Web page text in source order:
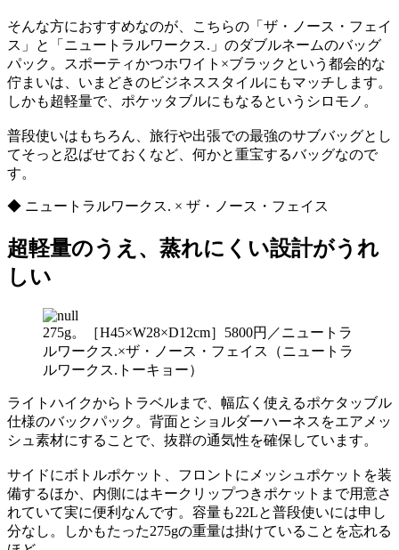
そんな方におすすめなのが、こちらの「ザ・ノース・フェイ
ス」と「ニュートラルワークス.」のダブルネームのバッグ
パック。スポーティかつホワイト×ブラックという都会的な
佇まいは、いまどきのビジネススタイルにもマッチします。
しかも超軽量で、ポケッタブルにもなるというシロモノ。
普段使いはもちろん、旅行や出張での最強のサブバッグとし
てそっと忍ばせておくなど、何かと重宝するバッグなので
す。
◆ ニュートラルワークス. × ザ・ノース・フェイス
超軽量のうえ、蒸れにくい設計がうれ
しい
275g。［H45×W28×D12cm］5800円／ニュートラ
ルワークス.×ザ・ノース・フェイス（ニュートラ
ルワークス.トーキョー）
ライトハイクからトラベルまで、幅広く使えるポケタッブル
仕様のバックパック。背面とショルダーハーネスをエアメッ
シュ素材にすることで、抜群の通気性を確保しています。
サイドにボトルポケット、フロントにメッシュポケットを装
備するほか、内側にはキークリップつきポケットまで用意さ
れていて実に便利なんです。容量も22Lと普段使いには申し
分なし。しかもたった275gの重量は掛けていることを忘れる